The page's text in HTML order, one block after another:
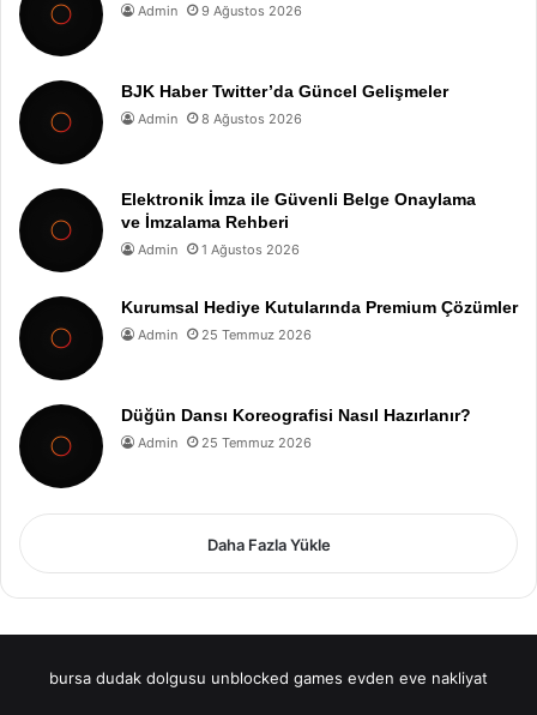
Admin 9 Ağustos 2026
BJK Haber Twitter’da Güncel Gelişmeler
Admin 8 Ağustos 2026
Elektronik İmza ile Güvenli Belge Onaylama
ve İmzalama Rehberi
Admin 1 Ağustos 2026
Kurumsal Hediye Kutularında Premium Çözümler
Admin 25 Temmuz 2026
Düğün Dansı Koreografisi Nasıl Hazırlanır?
Admin 25 Temmuz 2026
Daha Fazla Yükle
bursa dudak dolgusu unblocked games evden eve nakliyat